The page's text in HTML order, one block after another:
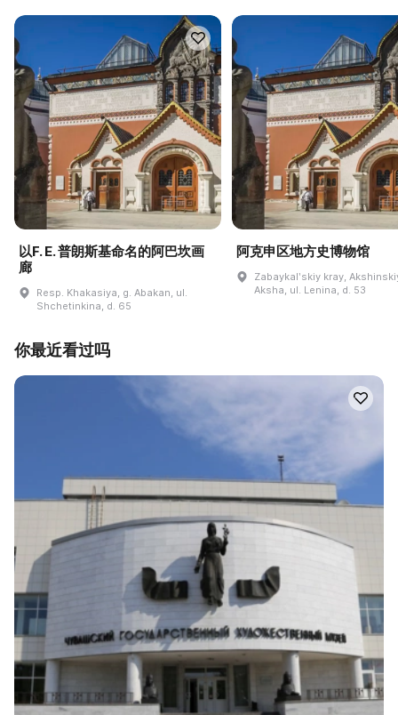
以F. E. 普朗斯基命名的阿巴坎画
廊
Resp. Khakasiya, g. Abakan, ul.
Shchetinkina, d. 65
阿克申区地方史博物馆
Zabaykalʹskiy kray,
Aksha, ul. Lenina, d. 53
你最近看过吗